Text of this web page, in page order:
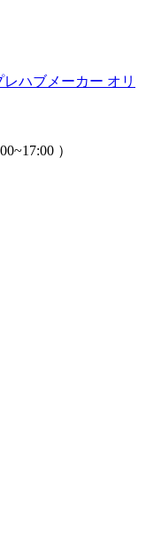
レハブメーカー オリ
）